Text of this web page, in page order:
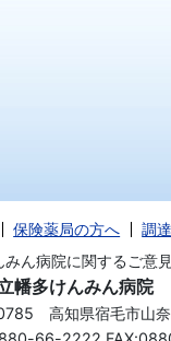
保険薬局の方へ 調
みん病院に関するご意
幡多けんみん病院
高知県宿毛市山奈